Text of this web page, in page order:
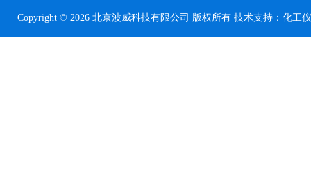
Copyright © 2026 北京波威科技有限公司 版权所有 技术支持： 化工